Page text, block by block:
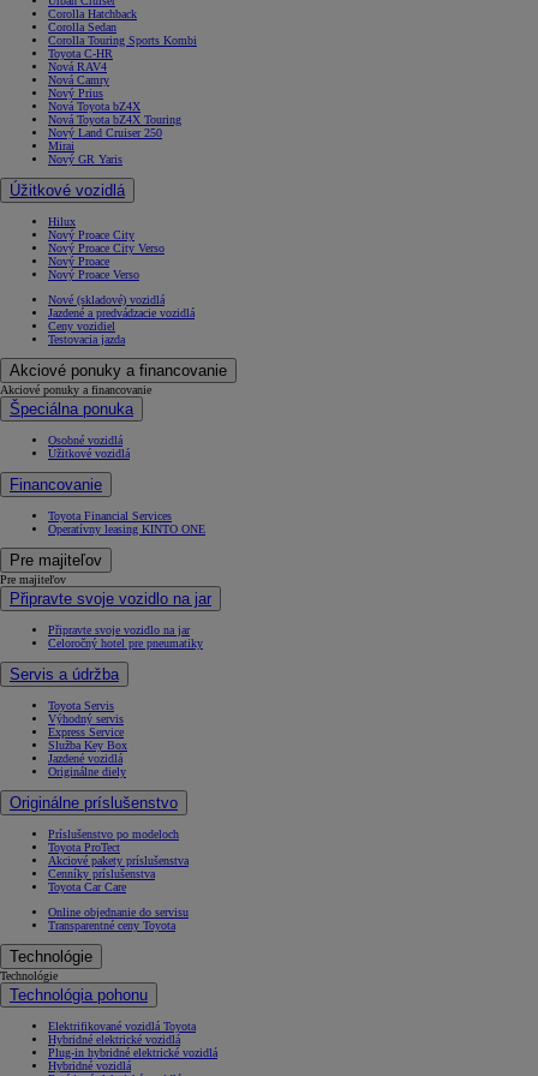
Corolla Hatchback
Corolla Sedan
Corolla Touring Sports Kombi
Toyota C-HR
Nová RAV4
Nová Camry
Nový Prius
Nová Toyota bZ4X
Nová Toyota bZ4X Touring
Nový Land Cruiser 250
Mirai
Nový GR Yaris
Úžitkové vozidlá
Hilux
Nový Proace City
Nový Proace City Verso
Nový Proace
Nový Proace Verso
Nové (skladové) vozidlá
Jazdené a predvádzacie vozidlá
Ceny vozidiel
Testovacia jazda
Akciové ponuky a financovanie
Akciové ponuky a financovanie
Špeciálna ponuka
Osobné vozidlá
Úžitkové vozidlá
Financovanie
Toyota Financial Services
Operatívny leasing KINTO ONE
Pre majiteľov
Pre majiteľov
Připravte svoje vozidlo na jar
Připravte svoje vozidlo na jar
Celoročný hotel pre pneumatiky
Servis a údržba
Toyota Servis
Výhodný servis
Express Service
Služba Key Box
Jazdené vozidlá
Originálne diely
Originálne príslušenstvo
Príslušenstvo po modeloch
Toyota ProTect
Akciové pakety príslušenstva
Cenníky príslušenstva
Toyota Car Care
Online objednanie do servisu
Transparentné ceny Toyota
Technológie
Technológie
Technológia pohonu
Elektrifikované vozidlá Toyota
Hybridné elektrické vozidlá
Plug-in hybridné elektrické vozidlá
Hybridné vozidlá